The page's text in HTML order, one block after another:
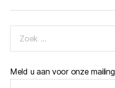
Meld u aan voor onze mailing